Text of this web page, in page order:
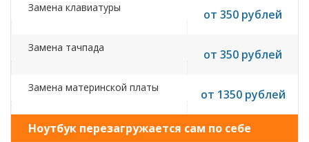
Замена клавиатуры от 350 рублей
Замена тачпада от 350 рублей
Замена материнской платы от 1350 рублей
Ноутбук перезагружается сам по себе